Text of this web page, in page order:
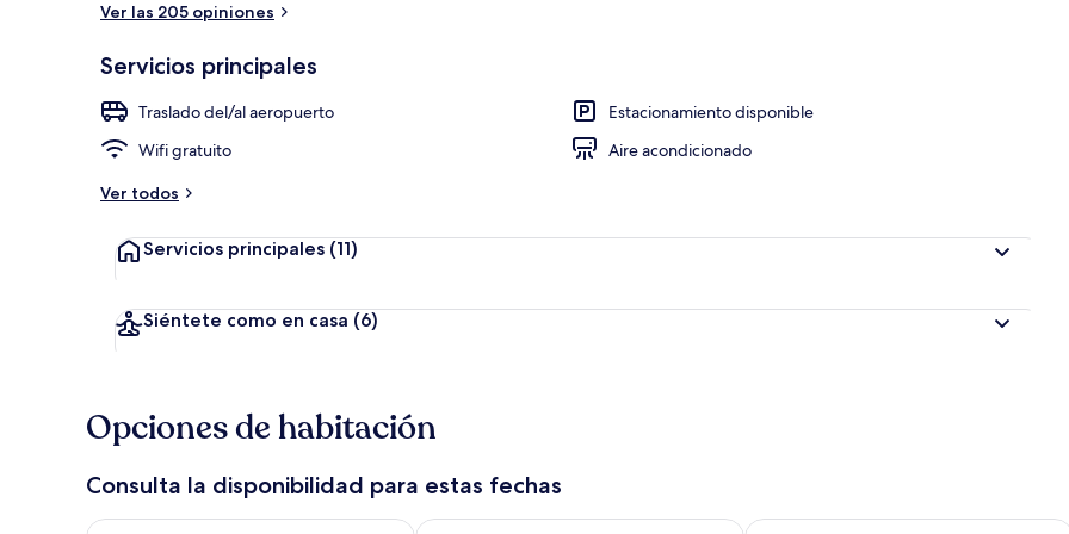
Ver las 205 opiniones
Servicios principales
Traslado del/al aeropuerto
Estacionamiento disponible
Wifi gratuito
Aire acondicionado
Ver todos
Servicios principales (11)
Siéntete como en casa (6)
Opciones de habitación
Consulta la disponibilidad para estas fechas